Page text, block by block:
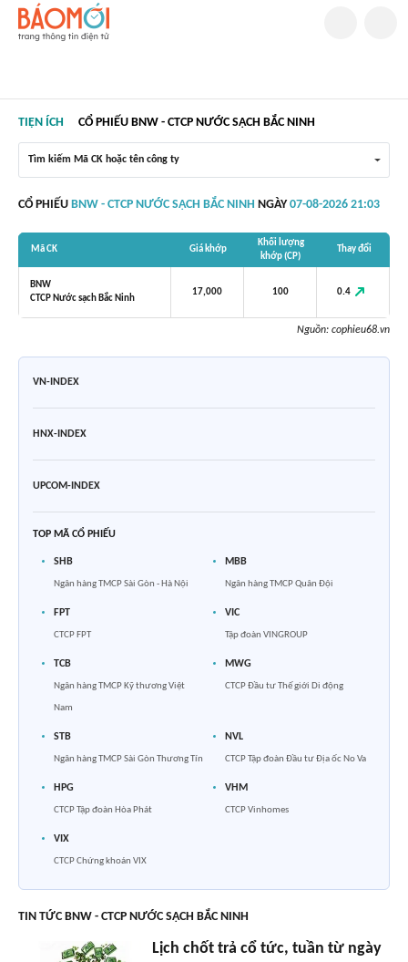
TIỆN ÍCH CỔ PHIẾU BNW - CTCP NƯỚC SẠCH BẮC NINH
Tìm kiếm Mã CK hoặc tên công ty
CỔ PHIẾU BNW - CTCP NƯỚC SẠCH BẮC NINH NGÀY 07-08-2026 21:03
Mã CK Giá khớp
Khối lượng
khớp (CP)
Thay đổi
BNW
CTCP Nước sạch Bắc Ninh
17,000 100 0.4
Nguồn: cophieu68.vn
VN-INDEX
HNX-INDEX
UPCOM-INDEX
TOP MÃ CỔ PHIẾU
SHB
Ngân hàng TMCP Sài Gòn - Hà Nội
MBB
Ngân hàng TMCP Quân Đội
FPT
CTCP FPT
VIC
Tập đoàn VINGROUP
TCB
Ngân hàng TMCP Kỹ thương Việt
Nam
MWG
CTCP Đầu tư Thế giới Di động
STB
Ngân hàng TMCP Sài Gòn Thương Tín
NVL
CTCP Tập đoàn Đầu tư Địa ốc No Va
HPG
CTCP Tập đoàn Hòa Phát
VHM
CTCP Vinhomes
VIX
CTCP Chứng khoán VIX
TIN TỨC BNW - CTCP NƯỚC SẠCH BẮC NINH
Lịch chốt trả cổ tức, tuần từ ngày